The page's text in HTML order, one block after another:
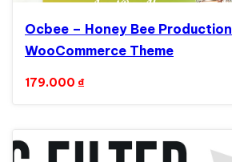
Ocbee – Honey Bee Production
WooCommerce Theme
179.000 ₫